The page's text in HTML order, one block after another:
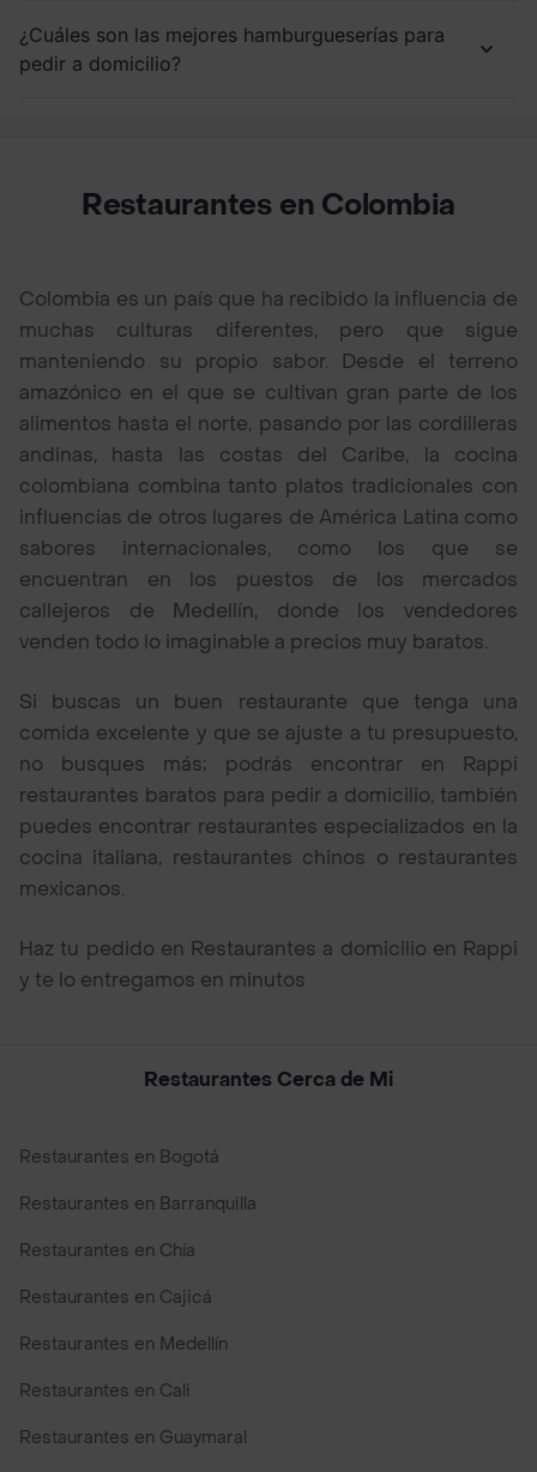
¿Cuáles son las mejores hamburgueserías para
pedir a domicilio?
Restaurantes en Colombia
Colombia es un país que ha recibido la influencia de
muchas culturas diferentes, pero que sigue
manteniendo su propio sabor. Desde el terreno
amazónico en el que se cultivan gran parte de los
alimentos hasta el norte, pasando por las cordilleras
andinas, hasta las costas del Caribe, la cocina
colombiana combina tanto platos tradicionales con
influencias de otros lugares de América Latina como
sabores internacionales, como los que se
encuentran en los puestos de los mercados
callejeros de Medellín, donde los vendedores
venden todo lo imaginable a precios muy baratos.
Si buscas un buen restaurante que tenga una
comida excelente y que se ajuste a tu presupuesto,
no busques más; podrás encontrar en Rappi
restaurantes baratos para pedir a domicilio, también
puedes encontrar restaurantes especializados en la
cocina italiana, restaurantes chinos o restaurantes
mexicanos.
Haz tu pedido en Restaurantes a domicilio en Rappi
y te lo entregamos en minutos
Restaurantes Cerca de Mi
Restaurantes en Bogotá
Restaurantes en Barranquilla
Restaurantes en Chía
Restaurantes en Cajicá
Restaurantes en Medellín
Restaurantes en Cali
Restaurantes en Guaymaral